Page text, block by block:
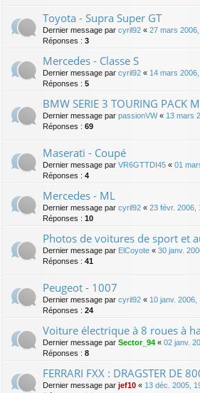
Toyota - Supra Super GT
Dernier message par cyril92 « 27 mars
Réponses : 3
Mercedes - Classe S
Dernier message par cyril92 « 14 mars
Réponses : 5
BMW SERIE 3 TOURING PACK M
Dernier message par passionVW« 13 mars
Réponses : 69
Maserati - Coupé
Dernier message par VR6GTTDI45 « 01
Réponses : 4
Mercedes - ML
Dernier message par cyril92 « 23 févr. 2006,
Réponses : 10
Photos de voitures de sport et
Dernier message par ElCoyote « 30 janv.
Réponses : 41
Peugeot - 1007
Dernier message par cyril92 « 10 janv. 2006,
Réponses : 24
Voiture électrique à 8 roues à
Dernier message par Sector_94 « 02 janv.
Réponses : 8
FERRARI FXX : DRAGSTER DE
Dernier message par jef10 « 13 déc. 2005,